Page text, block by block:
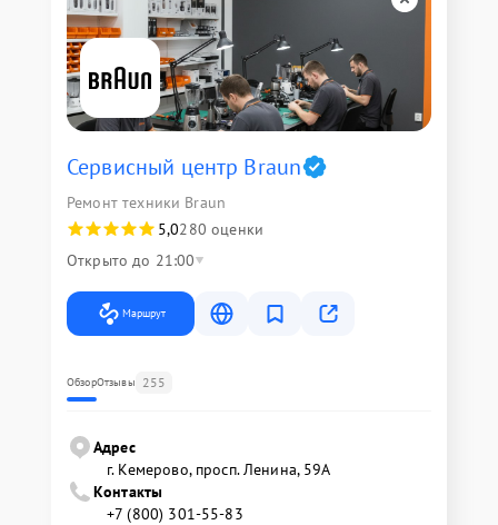
Сервисный центр Braun
Ремонт техники Braun
5,0280 оценки
Открыто до 21:00
Маршрут
ОбзорОтзывы 255
Адрес
г. Кемерово, просп. Ленина, 59А
Контакты
+7 (800) 301-55-83